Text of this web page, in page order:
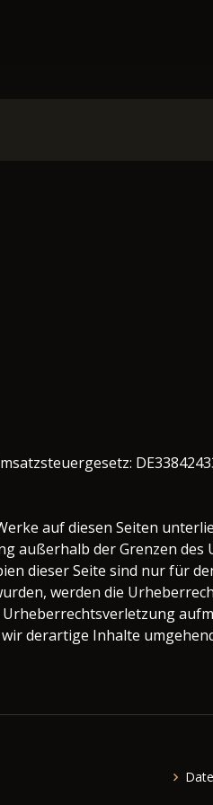
auf diesen Seiten
außerhalb der Grenzen
dieser Seite sind nur für
werden die
derartige Inhalte